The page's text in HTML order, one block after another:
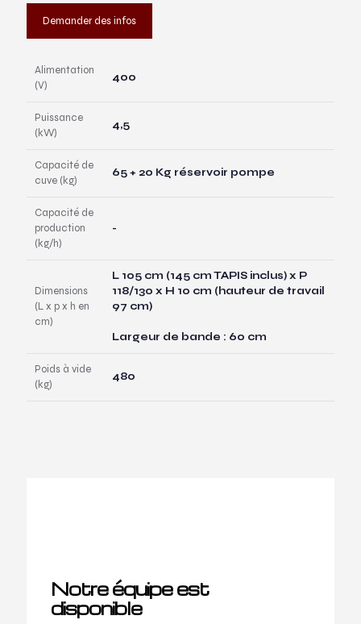
Demander des infos
Alimentation
(V)
400
Puissance
(kW)
4,5
Capacité de
cuve (kg)
65 + 20 Kg réservoir pompe
Capacité de
production
(kg/h)
-
Dimensions
(L x p x h en
cm)
L 105 cm (145 cm TAPIS inclus) x P
118/130 x H 10 cm (hauteur de travail
97 cm)
Largeur de bande : 60 cm
Poids à vide
(kg)
480
Notre équipe est
disponible